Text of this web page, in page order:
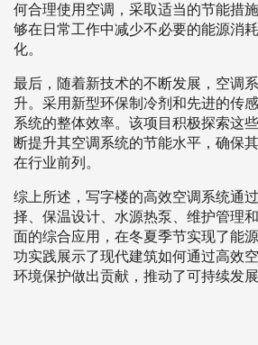
何合理使用空调，采取适当的节能措
够在日常工作中减少不必要的能源消
化。
最后，随着新技术的不断发展，空调
升。采用新型环保制冷剂和先进的传
系统的整体效率。该项目积极探索这
断提升其空调系统的节能水平，确保
在行业前列。
综上所述，写字楼的高效空调系统通
择、保温设计、水源热泵、维护管理
面的综合应用，在冬夏季节实现了能
功实践展示了现代建筑如何通过高效
环境保护做出贡献，推动了可持续发展